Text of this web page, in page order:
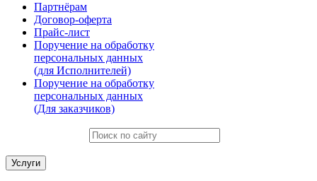
Партнёрам
Договор-оферта
Прайс-лист
Поручение на обработку
персональных данных
(для Исполнителей)
Поручение на обработку
персональных данных
(Для заказчиков)
Услуги